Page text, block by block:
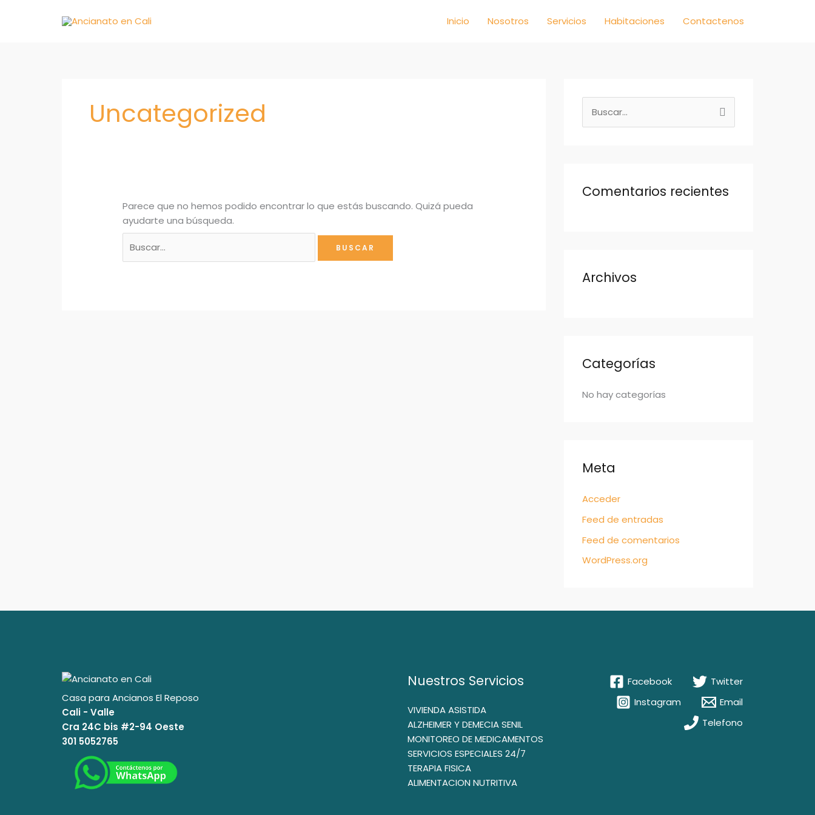
Inicio Nosotros Servicios Habitaciones Contactenos
Uncategorized
Parece que no hemos podido encontrar lo que estás buscando. Quizá pueda
ayudarte una búsqueda.
a
:
Comentarios recientes
Archivos
Categorías
No hay categorías
Meta
Acceder
Feed de entradas
Feed de comentarios
WordPress.org
Casa para Ancianos El Reposo
Cali - Valle
Cra 24C bis #2-94 Oeste
301 5052765
Nuestros Servicios
VIVIENDA ASISTIDA
ALZHEIMER Y DEMECIA SENIL
MONITOREO DE MEDICAMENTOS
SERVICIOS ESPECIALES 24/7
TERAPIA FISICA
ALIMENTACION NUTRITIVA
Facebook
Twitter
Instagram
Email
Telefono